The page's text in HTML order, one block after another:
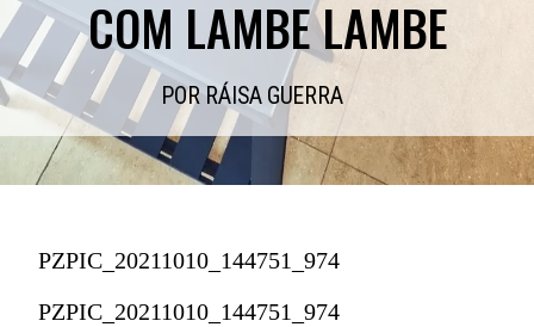
COM LAMBE LAMBE
POR RÁISA GUERRA
PZPIC_20211010_144751_974
PZPIC_20211010_144751_974